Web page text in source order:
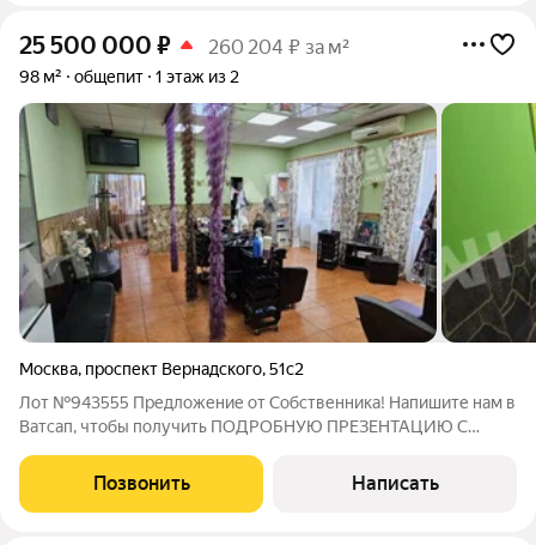
25 500 000 ₽ 260 204 ₽ за м²
98 м² общепит 1 этаж из 2
Москва, проспект Вернадского,51с2
Лот №943555 Предложение от Собственника! Напишите нам в
Ватсап, чтобы получить ПОДРОБНУЮ ПРЕЗЕНТАЦИЮ С
свободного назначения, сейчас - действующий салон красоты.
Планировка - свободная, несущих мало.
Позвонить Написать